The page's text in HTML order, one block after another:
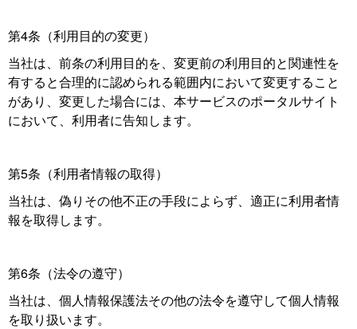
第4条（利用目的の変更）
当社は、前条の利用目的を、変更前の利用目的と関連性を
有すると合理的に認められる範囲内において変更すること
があり、変更した場合には、本サービスのポータルサイト
において、利用者に告知します。
第5条（利用者情報の取得）
当社は、偽りその他不正の手段によらず、適正に利用者情
報を取得します。
第6条（法令の遵守）
当社は、個人情報保護法その他の法令を遵守して個人情報
を取り扱います。